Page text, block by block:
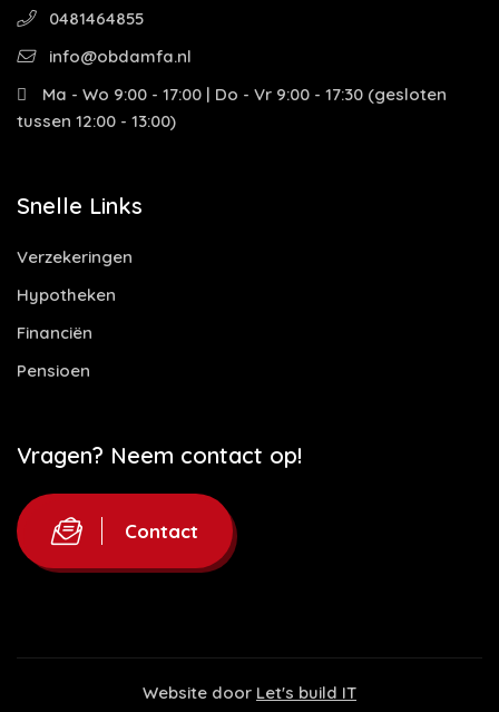
0481464855
info@obdamfa.nl
Ma - Wo 9:00 - 17:00 | Do - Vr 9:00 - 17:30 (gesloten
tussen 12:00 - 13:00)
Snelle Links
Verzekeringen
Hypotheken
Financiën
Pensioen
Vragen? Neem contact op!
Contact
Website door Let's build IT